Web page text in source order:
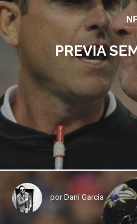
PREVIA
porDani García